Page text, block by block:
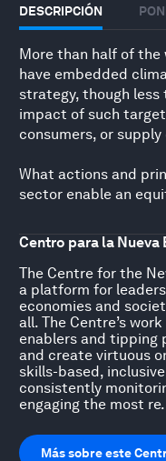
DESCRIPCIÓN
More than half of
have embedded
strategy, though
impact of such
consumers, or supply
What actions and
sector enable an
Centro para la
The Centre for the
a platform for
economies and
all. The Centre’s
enablers and tipping
and create virtuous
skills-based,
consistently
engaging the most
Más sobre este